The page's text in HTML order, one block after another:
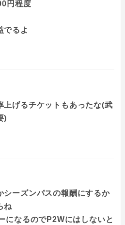
円程度
でるよ
上げるチケットもあったな(武
)
シーズンパスの報酬にするか
ね
になるのでP2Wにはしないと